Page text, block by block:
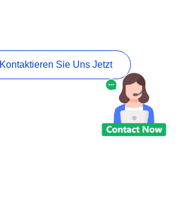
Kontaktieren Sie Uns Jetzt